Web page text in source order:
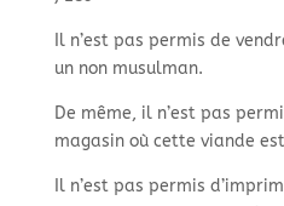
Il n’est pas permis de
un non musulman.
De même, il n’est pas
magasin où cette viande
Il n’est pas permis